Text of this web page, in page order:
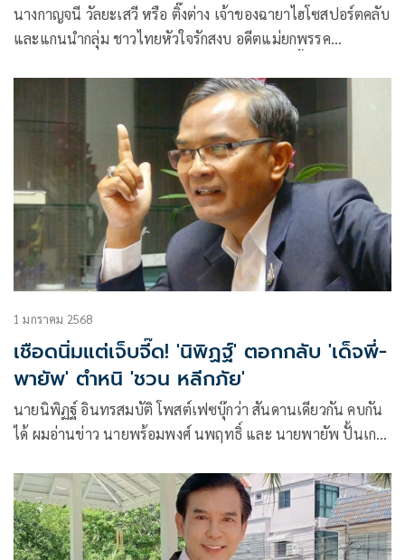
นางกาญจนี วัลยะเสวี หรือ ติ๊งต่าง เจ้าของฉายาไฮโซสปอร์ตคลับ
และแกนนำกลุ่ม ชาวไทยหัวใจรักสงบ อดีตแม่ยกพรรค
1 มกราคม 2568
เชือดนิ่มแต่เจ็บจี๊ด! 'นิพิฏฐ์' ตอกกลับ 'เด็จพี่-
พายัพ' ตำหนิ 'ชวน หลีกภัย'
นายนิพิฏฐ์ อินทรสมบัติ โพสต์เฟซบุ๊กว่า สันดานเดียวกัน คบกัน
ได้ ผมอ่านข่าว นายพร้อมพงศ์ นพฤทธิ์ และ นายพายัพ ปั้นเกตุ